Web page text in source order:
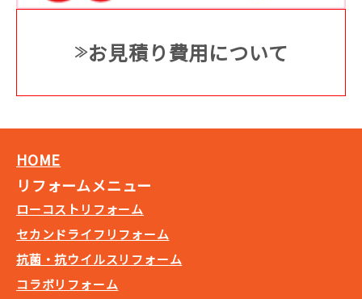
お見積り費用について
HOME
リフォームメニュー
ローコストリフォーム
セカンドライフリフォーム
抗菌・抗ウイルスリフォーム
コラボリフォーム